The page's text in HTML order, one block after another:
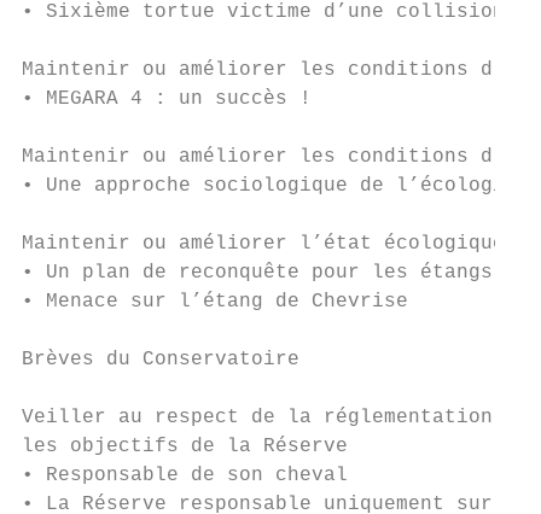
• Sixième tortue victime d’une
Maintenir ou améliorer les conditions
• MEGARA 4 : un succès !
Maintenir ou améliorer les conditions
• Une approche sociologique de
Maintenir ou améliorer l’état écologique
• Un plan de reconquête pour
• Menace sur l’étang de
Brèves du Conservatoire
Veiller au respect de la réglementation et
les objectifs de la Réserve
• Responsable de son cheval
• La Réserve responsable